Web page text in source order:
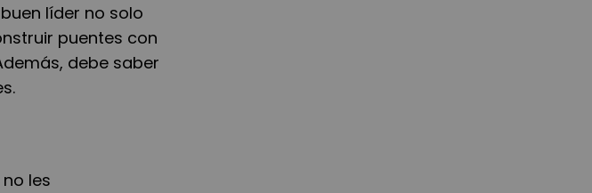
líder no solo
puentes con
debe saber
les